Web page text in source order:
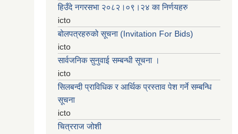
हिउँदे नगरसभा २०८२।०९।२४ का निर्णयहरु
icto
बोलपत्रहरुको सूचना (Invitation For Bids)
icto
सार्वजनिक सुनुवाई सम्बन्धी सूचना ।
icto
सिलबन्दी प्राविधिक र आर्थिक प्रस्ताव पेश गर्ने सम्बन्धि
सूचना
icto
चित्रराज जोशी